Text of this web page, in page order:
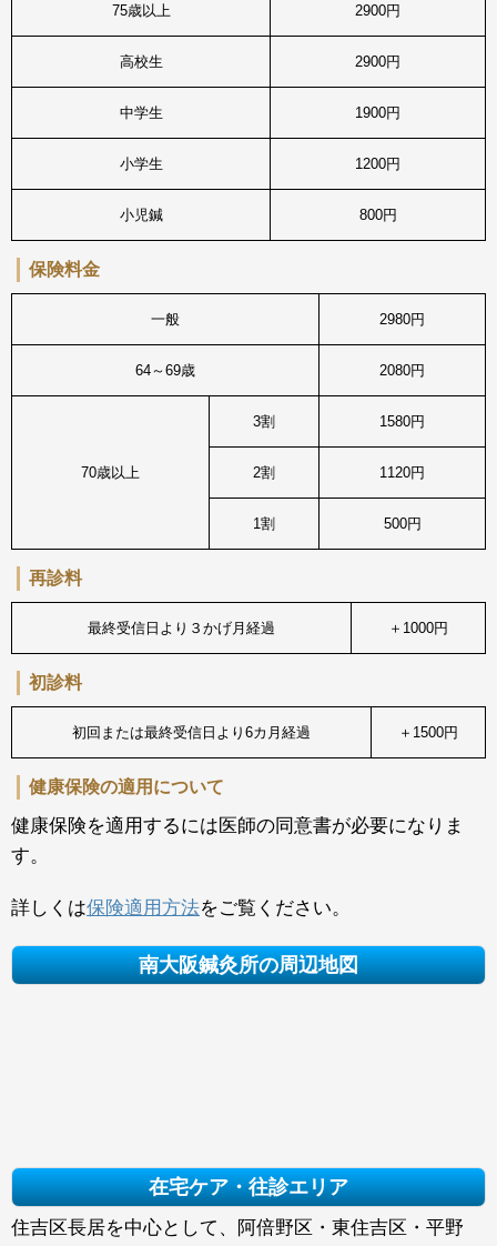
75歳以上 2900円
高校生 2900円
中学生 1900円
小学生 1200円
小児鍼 800円
保険料金
一般 2980円
64～69歳 2080円
70歳以上
3割 1580円
2割 1120円
1割 500円
再診料
最終受信日より３かげ月経過 ＋1000円
初診料
初回または最終受信日より6カ月経過 ＋1500円
健康保険の適用について
健康保険を適用するには医師の同意書が必要になりま
す。
詳しくは保険適用方法をご覧ください。
南大阪鍼灸所の周辺地図
在宅ケア・往診エリア
住吉区長居を中心として、阿倍野区・東住吉区・平野